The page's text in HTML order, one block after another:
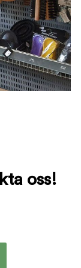
oss!